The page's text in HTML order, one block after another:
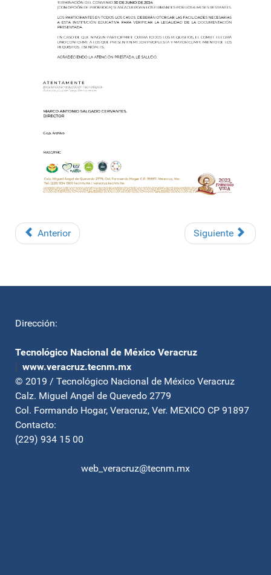
Anterior Siguiente
Dirección:
Tecnológico Nacional de México Veracruz
| www.veracruz.tecnm.mx
© 2019 / Tecnológico Nacional de México Veracruz
Calz. Miguel Angel de Quevedo 2779
Col. Formando Hogar, Veracruz, Ver. MEXICO CP 91897
Contacto:
(229) 934 15 00
web_veracruz@tecnm.mx